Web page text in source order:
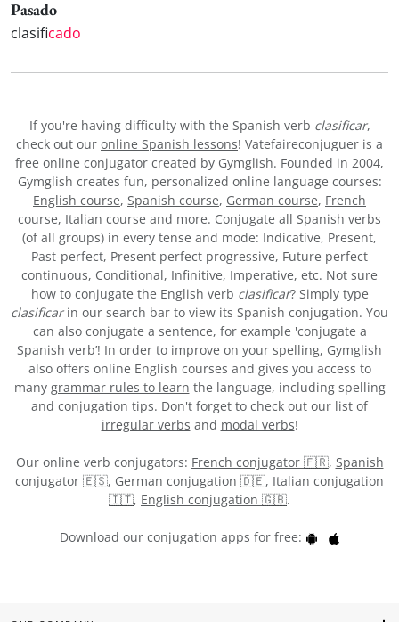
Pasado
clasificado
If you're having difficulty with the Spanish verb clasificar,
check out our online Spanish lessons! Vatefaireconjuguer is a
free online conjugator created by Gymglish. Founded in 2004,
Gymglish creates fun, personalized online language courses:
English course, Spanish course, German course, French
course, Italian course and more. Conjugate all Spanish verbs
(of all groups) in every tense and mode: Indicative, Present,
Past-perfect, Present perfect progressive, Future perfect
continuous, Conditional, Infinitive, Imperative, etc. Not sure
how to conjugate the English verb clasificar? Simply type
clasificarin our search bar to view its Spanish conjugation. You
can also conjugate a sentence, for example 'conjugate a
Spanish verb’! In order to improve on your spelling, Gymglish
also offers online English courses and gives you access to
many grammar rules to learn the language, including spelling
and conjugation tips. Don't forget to check out our list of
irregular verbs and modal verbs!
Our online verb conjugators: French conjugator 🇫🇷, Spanish
conjugator 🇪🇸, German conjugation 🇩🇪, Italian conjugation
🇮🇹, English conjugation 🇬🇧.
Download our conjugation apps for free: